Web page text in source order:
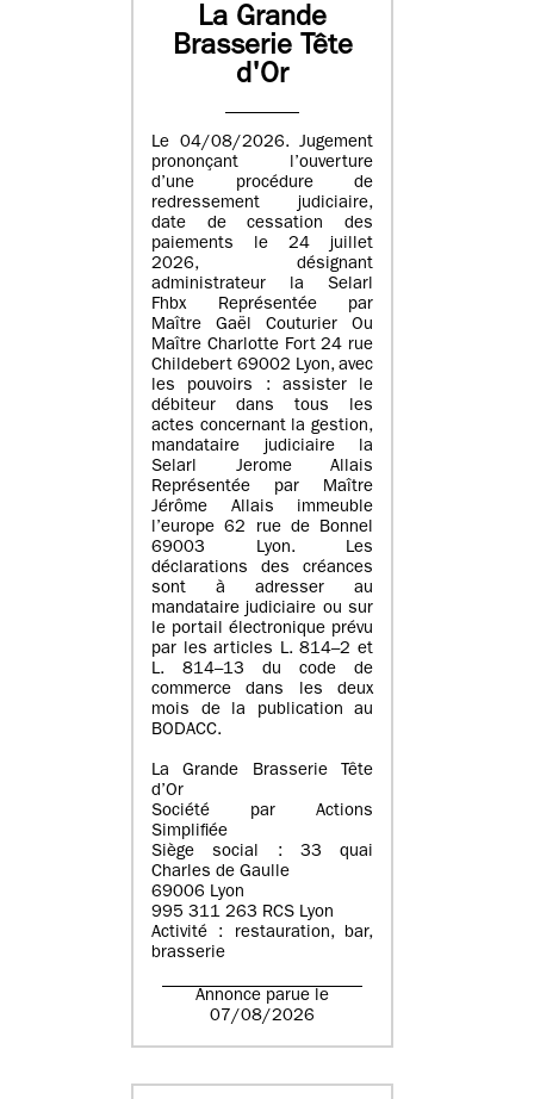
La Grande
Brasserie Tête
d'Or
Le 04/08/2026. Jugement
prononçant l’ouverture
d’une procédure de
redressement judiciaire,
date de cessation des
paiements le 24 juillet
2026, désignant
administrateur la Selarl
Fhbx Représentée par
Maître Gaël Couturier Ou
Maître Charlotte Fort 24 rue
Childebert 69002 Lyon, avec
les pouvoirs : assister le
débiteur dans tous les
actes concernant la gestion,
mandataire judiciaire la
Selarl Jerome Allais
Représentée par Maître
Jérôme Allais immeuble
l’europe 62 rue de Bonnel
69003 Lyon. Les
déclarations des créances
sont à adresser au
mandataire judiciaire ou sur
le portail électronique prévu
par les articles L. 814–2 et
L. 814–13 du code de
commerce dans les deux
mois de la publication au
BODACC.
La Grande Brasserie Tête
d’Or
Société par Actions
Simplifiée
Siège social : 33 quai
Charles de Gaulle
69006 Lyon
995 311 263 RCS Lyon
Activité : restauration, bar,
brasserie
Annonce parue le
07/08/2026